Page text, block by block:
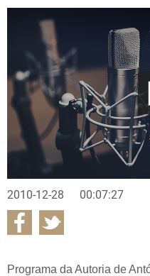
2010-12-28 00:07:27
Programa da Autoria de